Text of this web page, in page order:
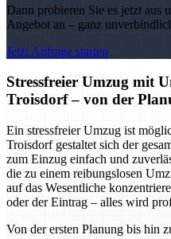
Dann probieren Sie es jetzt aus
Angebot an – ganz
Jetzt Anfrage starten
Stressfreier Umzug mit
Troisdorf – von der
Ein stressfreier Umzug ist
Troisdorf gestaltet sich der
zum Einzug einfach und
die zu einem reibungslosen
auf das Wesentliche
oder der Eintrag – alles wird
Von der ersten Planung bis hin